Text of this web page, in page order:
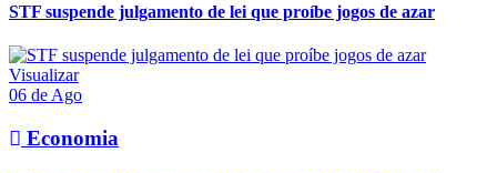
STF suspende julgamento de lei que proíbe jogos de azar
Visualizar
06 de Ago
Economia